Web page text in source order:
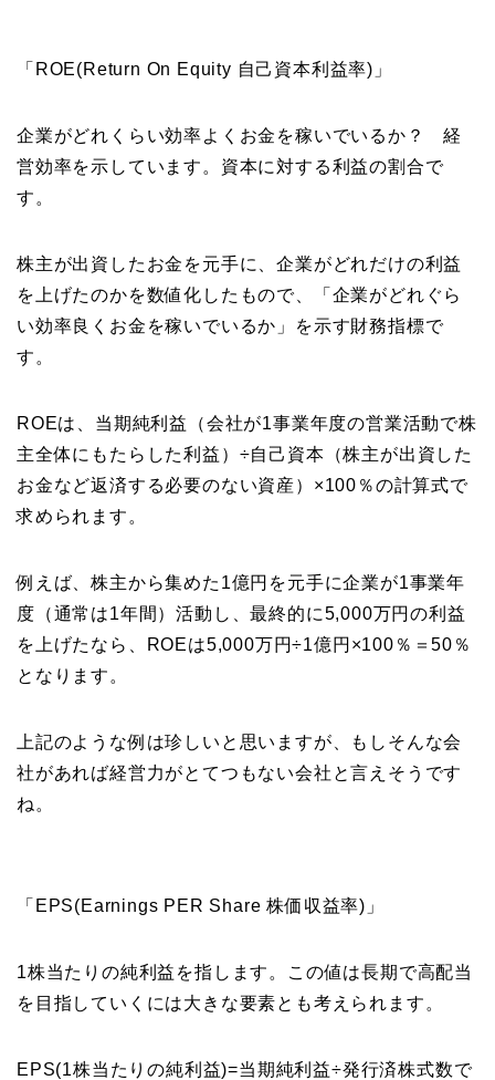
「ROE(Return On Equity 自己資本利益率)」
企業がどれくらい効率よくお金を稼いでいるか？ 経
営効率を示しています。資本に対する利益の割合で
す。
株主が出資したお金を元手に、企業がどれだけの利益
を上げたのかを数値化したもので、「企業がどれぐら
い効率良くお金を稼いでいるか」を示す財務指標で
す。
ROEは、当期純利益（会社が1事業年度の営業活動で株
主全体にもたらした利益）÷自己資本（株主が出資した
お金など返済する必要のない資産）×100％の計算式で
求められます。
例えば、株主から集めた1億円を元手に企業が1事業年
度（通常は1年間）活動し、最終的に5,000万円の利益
を上げたなら、ROEは5,000万円÷1億円×100％＝50％
となります。
上記のような例は珍しいと思いますが、もしそんな会
社があれば経営力がとてつもない会社と言えそうです
ね。
「EPS(Earnings PER Share 株価収益率)」
1株当たりの純利益を指します。この値は長期で高配当
を目指していくには大きな要素とも考えられます。
EPS(1株当たりの純利益)=当期純利益÷発行済株式数で